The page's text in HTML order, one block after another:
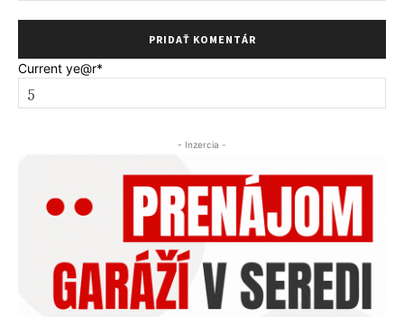
Current ye@r*
- Inzercia -